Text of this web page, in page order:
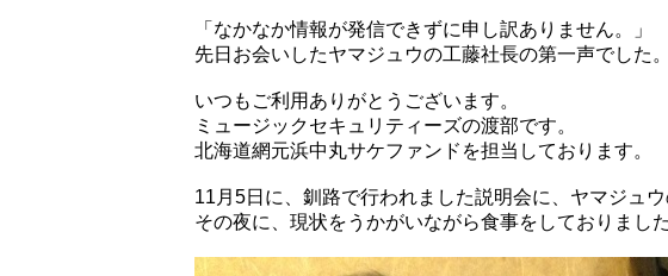
「なかなか情報が発信できずに申し訳ありません。」
先日お会いしたヤマジュウの工藤社長の第一声でした。
いつもご利用ありがとうございます。
ミュージックセキュリティーズの渡部です。
北海道網元浜中丸サケファンドを担当しております。
11月5日に、釧路で行われました説明会に、ヤマジュ
その夜に、現状をうかがいながら食事をしておりまし